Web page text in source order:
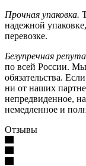
Прочная упаковка.
надежной
перевозке.
Безупречная
по всей России. Мы
обязательства.
ни от наших
непредвиденное,
немедленное и
Отзывы